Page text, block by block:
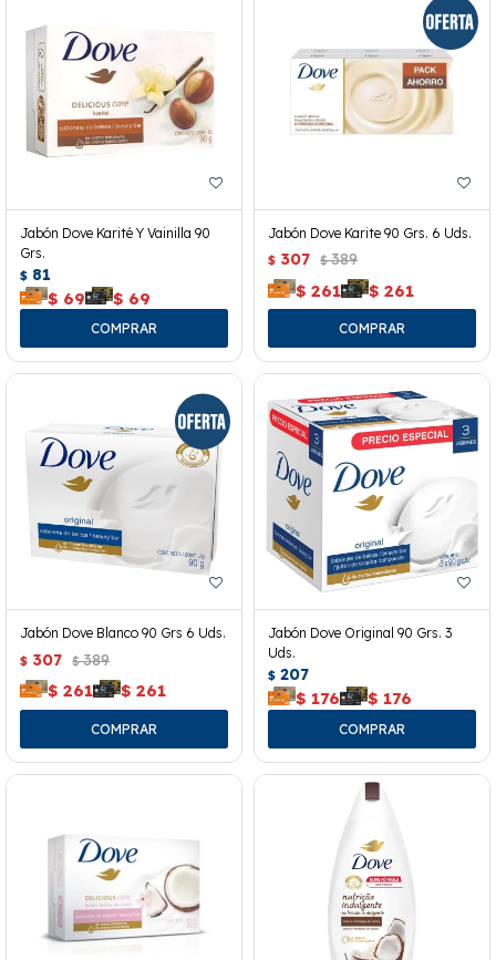
Jabón Dove Karité Y Vainilla 90
Grs.
$ 81
$ 69 $ 69
Jabón Dove Karite 90 Grs. 6 Uds.
$ 307 $ 389
$ 261 $ 261
Jabón Dove Blanco 90 Grs 6 Uds.
$ 307 $ 389
$ 261 $ 261
Jabón Dove Original 90 Grs. 3
Uds.
$ 207
$ 176 $ 176